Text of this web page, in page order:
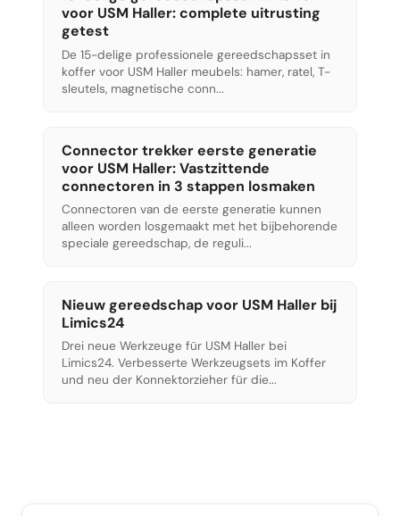
voor USM Haller: complete uitrusting
getest
De 15-delige professionele gereedschapsset in
koffer voor USM Haller meubels: hamer, ratel, T-
sleutels, magnetische conn...
Connector trekker eerste generatie
voor USM Haller: Vastzittende
connectoren in 3 stappen losmaken
Connectoren van de eerste generatie kunnen
alleen worden losgemaakt met het bijbehorende
speciale gereedschap, de reguli...
Nieuw gereedschap voor USM Haller bij
Limics24
Drei neue Werkzeuge für USM Haller bei
Limics24. Verbesserte Werkzeugsets im Koffer
und neu der Konnektorzieher für die...